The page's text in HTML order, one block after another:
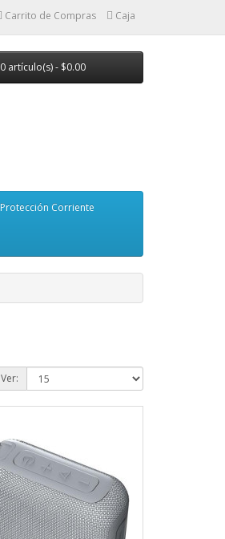
Carrito de Compras Caja
0 artículo(s) - $0.00
Protección Corriente
Ver: